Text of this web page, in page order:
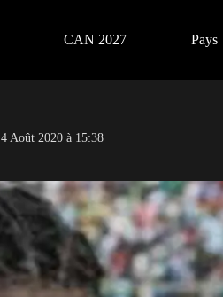
CAN 2027 Pays
4 Août 2020 à 15:38